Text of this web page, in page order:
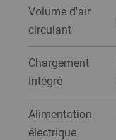
Volume d'air
circulant
Chargement
intégré
Alimentation
électrique